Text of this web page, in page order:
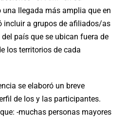
llegada más amplia que en
incluir a grupos de afiliados/as
país que se ubican fuera de
los territorios de cada
se elaboró un breve
de los y las participantes.
-muchas personas mayores